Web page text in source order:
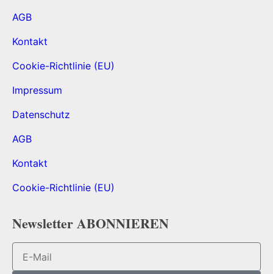
AGB
Kontakt
Cookie-Richtlinie (EU)
Impressum
Datenschutz
AGB
Kontakt
Cookie-Richtlinie (EU)
Newsletter ABONNIEREN